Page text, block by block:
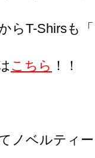
らT-Shirsも
こちら ！！
ノベルティ